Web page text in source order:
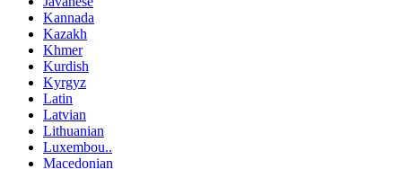
Kannada
Kazakh
Khmer
Kurdish
Kyrgyz
Latin
Latvian
Lithuanian
Luxembou..
Macedonian